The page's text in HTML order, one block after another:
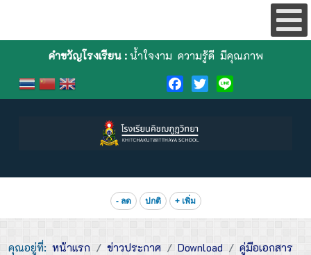
คำขวัญโรงเรียน :น้ำใจงาม ความรู้ดี มีคุณภาพ
Facebook
TwitterLine
- ลด ปกติ + เพิ่ม
คุณอยู่ที่: หน้าแรก ข่าวประกาศ Download
คู่มือเอกสาร